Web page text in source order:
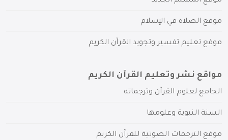
موقع الصلاة في الإسلام
موقع تعليم تفسير وتجويد القرآن الكريم
مواقع نشر وتعليم القرآن الكريم
الجامع لعلوم القرآن وترجماته
السنة النبوية وعلومها
موقع الترجمات الصوتية للقرآن الكريم